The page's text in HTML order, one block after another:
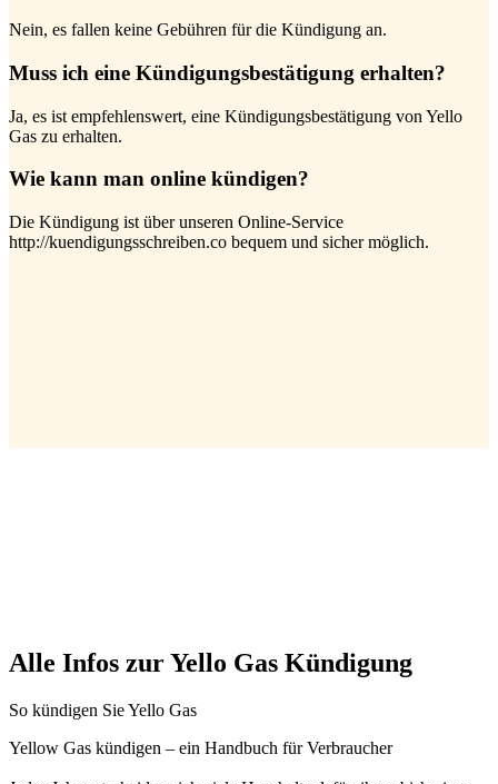
Nein, es fallen keine Gebühren für die Kündigung an.
Muss ich eine Kündigungsbestätigung erhalten?
Ja, es ist empfehlenswert, eine Kündigungsbestätigung von Yello
Gas zu erhalten.
Wie kann man online kündigen?
Die Kündigung ist über unseren Online-Service
http://kuendigungsschreiben.co bequem und sicher möglich.
Alle Infos zur Yello Gas Kündigung
So kündigen Sie Yello Gas
Yellow Gas kündigen – ein Handbuch für Verbraucher